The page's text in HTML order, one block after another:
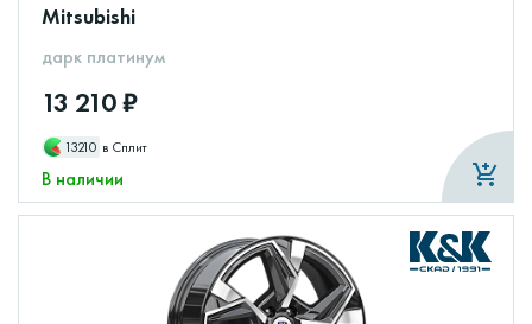
Mitsubishi
дарк платинум
13 210 ₽
13210 в Сплит
В наличии